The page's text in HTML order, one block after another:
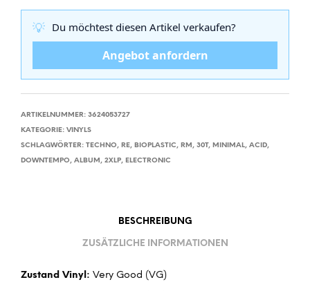
💡 Du möchtest diesen Artikel verkaufen?
Angebot anfordern
ARTIKELNUMMER: 3624053727
KATEGORIE: VINYLS
SCHLAGWÖRTER: TECHNO, RE, BIOPLASTIC, RM, 30T, MINIMAL, ACID,
DOWNTEMPO, ALBUM, 2XLP, ELECTRONIC
BESCHREIBUNG
ZUSÄTZLICHE INFORMATIONEN
Zustand Vinyl: Very Good (VG)